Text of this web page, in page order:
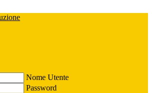
Nome Utente
Password